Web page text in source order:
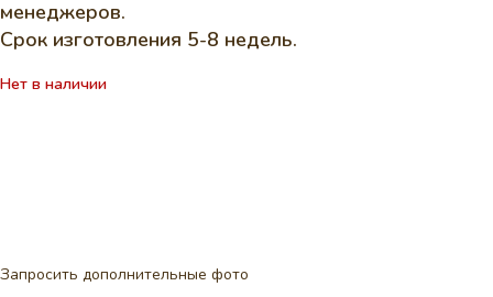
менеджеров.
Срок изготовления 5-8 недель.
Нет в наличии
Запросить дополнительные фото